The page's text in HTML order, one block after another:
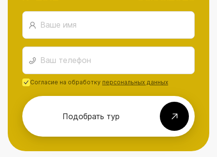
Согласие на обработку персональных данных
Подобрать тур